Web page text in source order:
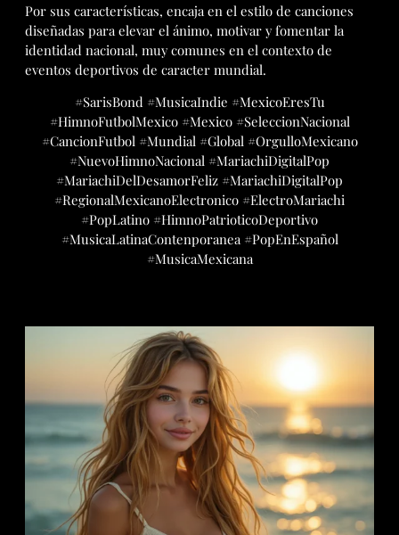
Por sus características, encaja en el estilo de canciones
diseñadas para elevar el ánimo, motivar y fomentar la
identidad nacional, muy comunes en el contexto de
eventos deportivos de caracter mundial.
#SarisBond #MusicaIndie #MexicoEresTu
#HimnoFutbolMexico #Mexico #SeleccionNacional
#CancionFutbol #Mundial #Global #OrgulloMexicano
#NuevoHimnoNacional #MariachiDigitalPop
#MariachiDelDesamorFeliz #MariachiDigitalPop
#RegionalMexicanoElectronico #ElectroMariachi
#PopLatino #HimnoPatrioticoDeportivo
#MusicaLatinaContenporanea #PopEnEspañol
#MusicaMexicana